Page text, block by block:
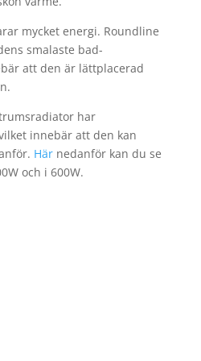
mycket energi. Roundline
smalaste bad-
att den är lättplacerad
har
innebär att den kan
Härnedanför kan du se
och i 600W.